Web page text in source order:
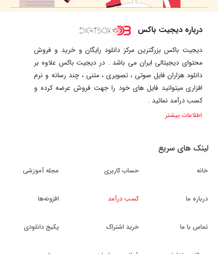
درباره دیجیت باکس
دیجیت باکس بزرگترین مرکز دانلود رایگان و خرید و فروش
محتوای دیجیتالی ایران می باشد . در دیجیت باکس علاوه بر
دانلود هزاران فایل صوتی ، تصویری ، متنی ، چند رسانه و نرم
افزاری میتوانید فایل های خود را جهت فروش عرضه کرده و
کسب درآمد نمائید .
اطلاعات بیشتر
لینک های سریع
خانه
درباره ما
تماس با ما
حساب کاربری
کسب درآمد
خرید اشتراک
مجله آموزشی
افزونه‌ها
پکیج دانلودی